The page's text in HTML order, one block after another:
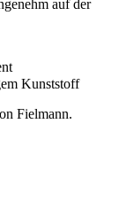
auf der
Kunststoff
Fielmann.